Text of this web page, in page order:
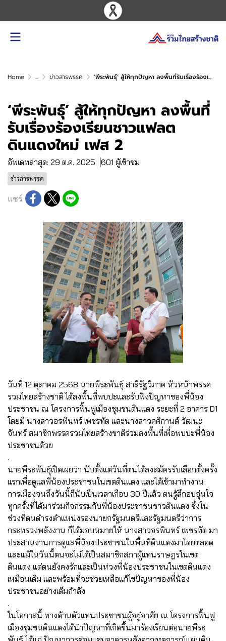
Home ... ข่าวสารพรรค ‘พีระพันธุ์’ สู้ให้ทุกปัญหา ลงพื้นที่รับเรื่องร้องเรียนชาวแฟลตดินแดงใหม่ เฟส 2
‘พีระพันธุ์’ สู้ให้ทุกปัญหา ลงพื้นที่
รับเรื่องร้องเรียนชาวแฟลต
ดินแดงใหม่ เฟส 2
อัพเดทล่าสุด: 29 ต.ค. 2025 601 ผู้เข้าชม
ข่าวสารพรรค
แชร์
วันที่ 12 ตุลาคม 2568 นายพีระพันธุ์ สาลีรัฐวิภาค หัวหน้าพรรค
รวมไทยสร้างชาติ ได้ลงพื้นที่พบปะและรับฟังปัญหาของพี่น้อง
ประชาชน ณ โครงการฟื้นฟูเมืองชุมชนดินแดง ระยะที่ 2 อาคาร D1
โดยมี นางสาวอรพินทร์ เพชรทัต และนางสาวศศิกานต์ วัฒนะ
จันทร์ สมาชิกพรรครวมไทยสร้างชาติร่วมลงพื้นที่เพื่อพบปะพี่น้อง
ประชาชนด้วย
.
นายพีระพันธุ์เปิดเผยว่า นับตั้งแต่วันที่ตนได้ลงสมัครรับเลือกตั้งครั้ง
แรกเพื่อดูแลพี่น้องประชาชนในเขตดินแดง และได้เข้ามาทำงาน
การเมืองจนถึงวันนี้ก็นับเป็นเวลาเกือบ 30 ปีแล้ว ตนรู้สึกอบอุ่นใจ
ทุกครั้งที่ได้มาร่วมกิจกรรมกับพี่น้องประชาชนชาวดินแดง ซึ่งใน
ช่วงที่ตนดำรงตำแหน่งรองนายกรัฐมนตรีและรัฐมนตรีว่าการ
กระทรวงพลังงาน ก็ได้มอบหมายให้ นางสาวอรพินทร์ เพชรทัต มา
ประสานงานการดูแลพี่น้องประชาชนในพื้นที่ดินแดงมาโดยตลอด
และแม้ในวันนี้ตนจะไม่ได้เป็นสมาชิกสภาผู้แทนราษฎรในเขต
ดินแดง แต่ตนยังคงรักและเป็นห่วงพี่น้องประชาชนในเขตดินแดง
เหมือนเดิม และพร้อมที่จะช่วยเหลือแก้ไขปัญหาของพี่น้อง
ประชาชนอย่างเต็มกำลัง
.
ในโอกาสนี้ ทางด้านตัวแทนประชาชนผู้อยู่อาศัย ณ โครงการฟื้นฟู
เมืองชุมชนดินแดงได้นำปัญหาที่เกิดขึ้นมาร้องเรียนต่อนายพีระ